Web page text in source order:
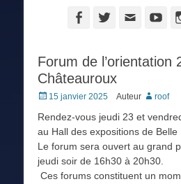
FacebookTwitterAdresse
Forum de l’orientation
Châteauroux
Posted
15 janvier 2025 Auteur roof
Rendez-vous jeudi 23 et
au Hall des expositions de Belle
Le forum sera ouvert au grand
jeudi soir de 16h30 à 20h30.
Ces forums constituent un